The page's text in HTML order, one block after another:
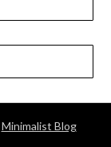
Minimalist Blog